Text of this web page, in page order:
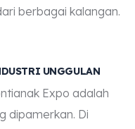
berbagai kalangan.
UNGGULAN
Expo adalah
dipamerkan. Di